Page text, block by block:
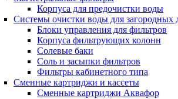
Корпуса для предочистки воды
Системы очистки воды для загородных
Блоки управления для фильтров
Корпуса фильтрующих колонн
Солевые баки
Соль и засыпки фильтров
Фильтры кабинетного типа
Сменные картриджи и кассеты
Сменные картриджи Аквафор